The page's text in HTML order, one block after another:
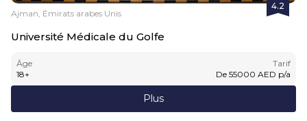
4.2
Ajman, Émirats arabes Unis
Université Médicale du Golfe
Âge
18+
Tarif
De 55000 AED p/a
Plus